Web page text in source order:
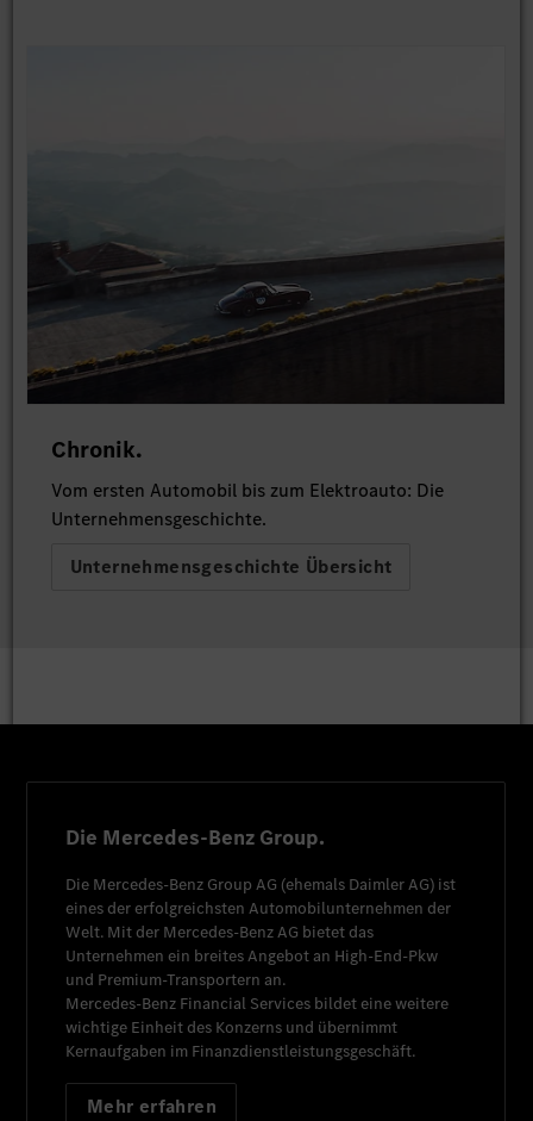
Chronik.
Vom ersten Automobil bis zum Elektroauto: Die
Unternehmensgeschichte.
Unternehmensgeschichte Übersicht
Die Mercedes-Benz Group.
Die Mercedes-Benz Group AG (ehemals Daimler AG) ist
eines der erfolgreichsten Automobilunternehmen der
Welt. Mit der Mercedes-Benz AG bietet das
Unternehmen ein breites Angebot an High-End-Pkw
und Premium-Transportern an.
Mercedes-Benz Financial Services bildet eine weitere
wichtige Einheit des Konzerns und übernimmt
Kernaufgaben im Finanzdienstleistungsgeschäft.
Mehr erfahren